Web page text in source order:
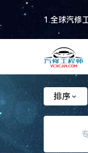
1.全球汽修
排序